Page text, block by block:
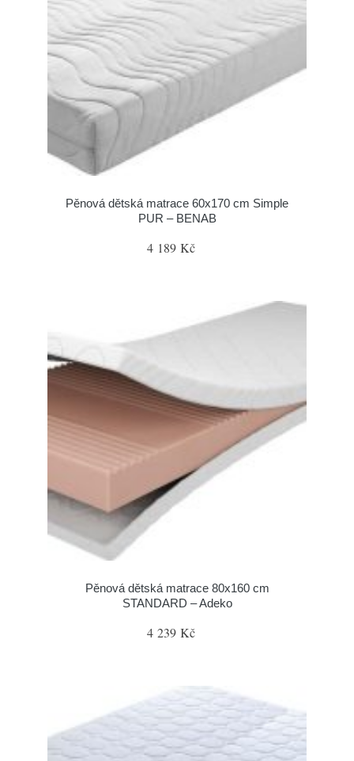
Pěnová dětská matrace 60x170 cm Simple
PUR – BENAB
4 189 Kč
Pěnová dětská matrace 80x160 cm
STANDARD – Adeko
4 239 Kč